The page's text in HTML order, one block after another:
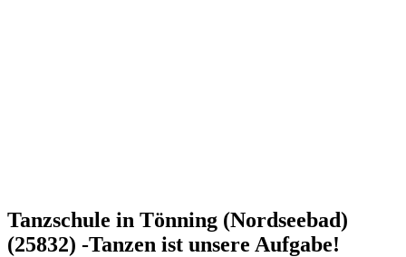
Tanzschule in Tönning (Nordseebad)
(25832) -Tanzen ist unsere Aufgabe!